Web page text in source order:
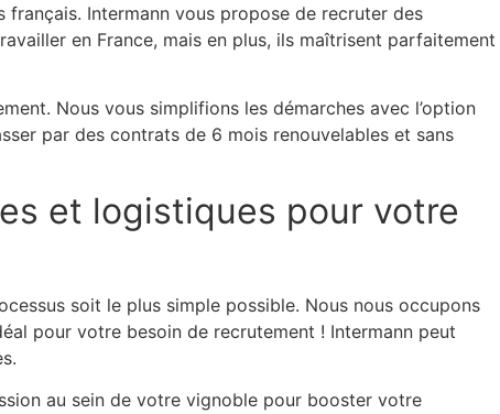
Intermann vous propose de recruter des
en France, mais en plus, ils maîtrisent parfaitement
Nous vous simplifions les démarches avec l’option
par des contrats de 6 mois renouvelables et sans
et logistiques pour votre
soit le plus simple possible. Nous nous occupons
pour votre besoin de recrutement ! Intermann peut
au sein de votre vignoble pour booster votre